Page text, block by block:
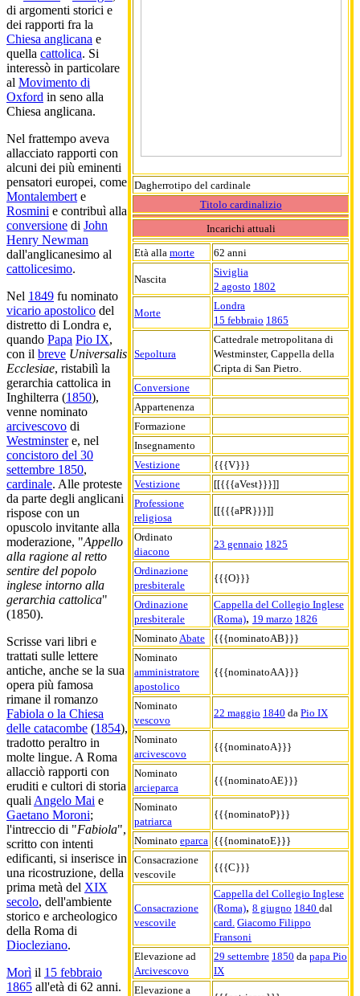
Dagherrotipo del cardinale
Titolo cardinalizio
Incarichi attuali
Età alla morte 62 anni
Nascita
Siviglia
2 agosto 1802
Morte
Londra
15 febbraio 1865
Sepoltura
Cattedrale metropolitana di
Westminster, Cappella della
Cripta di San Pietro.
Conversione
Appartenenza
Formazione
Insegnamento
Vestizione
{{{V}}}
Vestizione
[[{{{aVest}}}]]
Professione
religiosa
[[{{{aPR}}}]]
Ordinato
diacono
23 gennaio 1825
Ordinazione
presbiterale
{{{O}}}
Ordinazione
presbiterale
Cappella del Collegio Inglese
(Roma), 19 marzo 1826
Nominato Abate
{{{nominatoAB}}}
Nominato
amministratore
apostolico
{{{nominatoAA}}}
Nominato
vescovo
22 maggio 1840 da Pio IX
Nominato
arcivescovo
{{{nominatoA}}}
Nominato
arcieparca
{{{nominatoAE}}}
Nominato
patriarca
{{{nominatoP}}}
Nominato eparca {{{nominatoE}}}
Consacrazione
vescovile
{{{C}}}
Consacrazione
vescovile
Cappella del Collegio Inglese
(Roma), 8 giugno 1840 dal
card. Giacomo Filippo
Fransoni
Elevazione ad
Arcivescovo
29 settembre 1850 da papa Pio
IX
Elevazione a
di argomenti storici e
dei rapporti fra la
Chiesa anglicana e
quella cattolica. Si
interessò in particolare
al Movimento di
Oxford in seno alla
Chiesa anglicana.
Nel frattempo aveva
allacciato rapporti con
alcuni dei più eminenti
pensatori europei, come
Montalemberte
Rosmini e contribuì alla
conversione di John
Henry Newman
dall'anglicanesimo al
cattolicesimo.
Nel 1849 fu nominato
vicario apostolico del
distretto di Londra e,
quando Papa Pio IX,
con il breve Universalis
Ecclesiae, ristabilì la
gerarchia cattolica in
Inghilterra (1850),
venne nominato
arcivescovo di
Westminstere, nel
concistoro del 30
settembre 1850,
cardinale. Alle proteste
da parte degli anglicani
rispose con un
opuscolo invitante alla
moderazione, "Appello
alla ragione al retto
sentire del popolo
inglese intorno alla
gerarchia cattolica"
(1850).
Scrisse vari libri e
trattati sulle lettere
antiche, anche se la sua
opera più famosa
rimane il romanzo
Fabiola o la Chiesa
delle catacombe (1854),
tradotto peraltro in
molte lingue. A Roma
allacciò rapporti con
eruditi e cultori di storia
qualiAngelo Mai e
Gaetano Moroni;
l'intreccio di "Fabiola",
scritto con intenti
edificanti, si inserisce in
una ricostruzione, della
prima metà del XIX
secolo, dell'ambiente
storico e archeologico
della Roma di
Diocleziano.
Morì il 15 febbraio
1865 all'età di 62 anni.